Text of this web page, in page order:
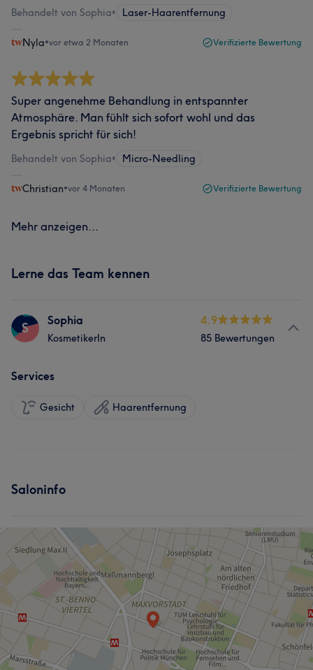
Behandelt von Sophia• Laser-Haarentfernung
Nyla•vor etwa 2 Monaten Verifizierte Bewertung
Super angenehme Behandlung in entspannter
Atmosphäre. Man fühlt sich sofort wohl und das
Ergebnis spricht für sich!
Behandelt von Sophia• Micro-Needling
Christian•vor 4 Monaten Verifizierte Bewertung
Mehr anzeigen...
Lerne das Team kennen
S Sophia
KosmetikerIn
4.9
85 Bewertungen
Services
Gesicht Haarentfernung
Saloninfo